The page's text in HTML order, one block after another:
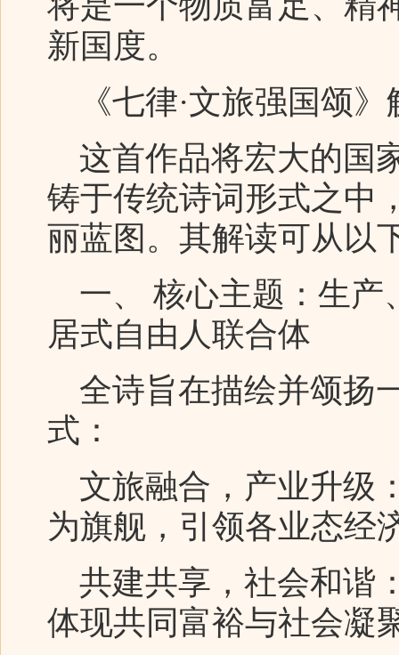
新国度。
《七律·文旅强国颂》
这首作品将宏大的国
铸于传统诗词形式之中
丽蓝图。其解读可从以
一、 核心主题：生产
居式自由人联合体
全诗旨在描绘并颂扬
式：
文旅融合，产业升级
为旗舰，引领各业态经
共建共享，社会和谐
体现共同富裕与社会凝